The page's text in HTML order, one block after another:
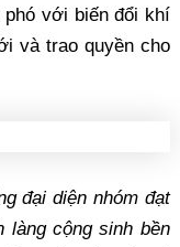
phó với biến đổi khí
và trao quyền cho
đại diện nhóm đạt
làng cộng sinh bền